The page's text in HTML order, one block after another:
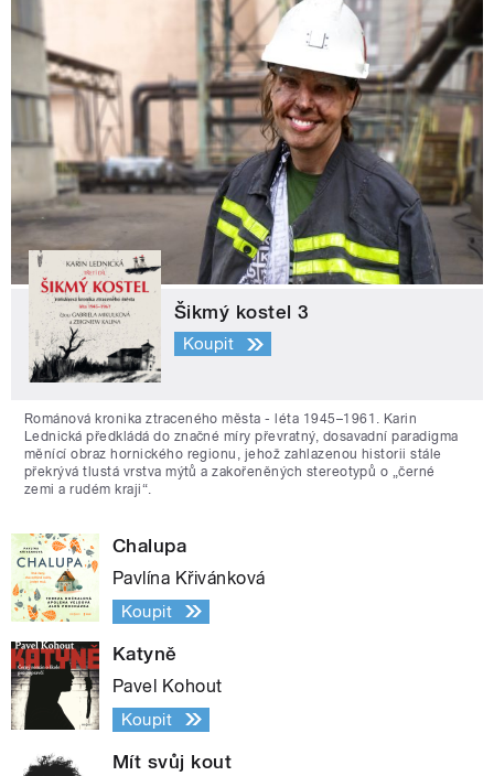
Šikmý kostel 3
Koupit
Románová kronika ztraceného města - léta 1945–1961. Karin
Lednická předkládá do značné míry převratný, dosavadní paradigma
měnící obraz hornického regionu, jehož zahlazenou historii stále
překrývá tlustá vrstva mýtů a zakořeněných stereotypů o „černé
zemi a rudém kraji“.
Chalupa
Pavlína Křivánková
Koupit
Katyně
Pavel Kohout
Koupit
Mít svůj kout